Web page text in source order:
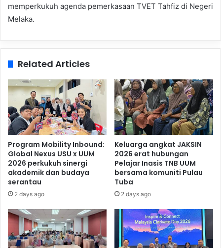
memperkukuh agenda pemerkasaan TVET Tahfiz di Negeri
Melaka.
Related Articles
Program Mobility Inbound:
Global Nexus USU x UUM
2026 perkukuh sinergi
akademik dan budaya
serantau
2 days ago
Keluarga angkat JAKSIN
2026 erat hubungan
Pelajar Inasis TNB UUM
bersama komuniti Pulau
Tuba
2 days ago